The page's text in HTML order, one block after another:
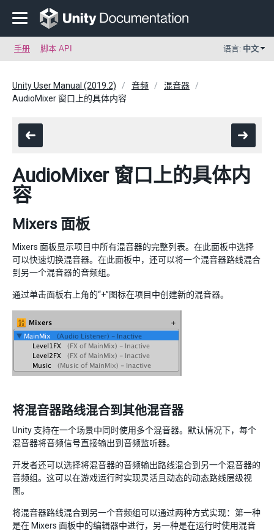
手册 脚本 API 语言: 中文
Unity User Manual (2019.2) 音频
混音器
AudioMixer 窗口上的具体内容
AudioMixer 窗口上的具体内
容
Mixers 面板
Mixers 面板显示项目中所有混音器的完整列表。在此面板中选择
可以快速切换混音器。在此面板中，还可以将一个混音器路线混合
到另一个混音器的音频组。
通过单击面板右上角的“+”图标在项目中创建新的混音器。
将混音器路线混合到其他混音器
Unity 支持在一个场景中同时使用多个混音器。默认情况下，每个
混音器将音频信号直接输出到音频监听器。
开发者还可以选择将混音器的音频输出路线混合到另一个混音器的
音频组。这可以在游戏运行时实现灵活且动态的动态路线层级视
图。
将混音器路线混合到另一个音频组可以通过两种方式实现：第一种
是在 Mixers 面板中的编辑器中进行，另一种是在运行时使用混音